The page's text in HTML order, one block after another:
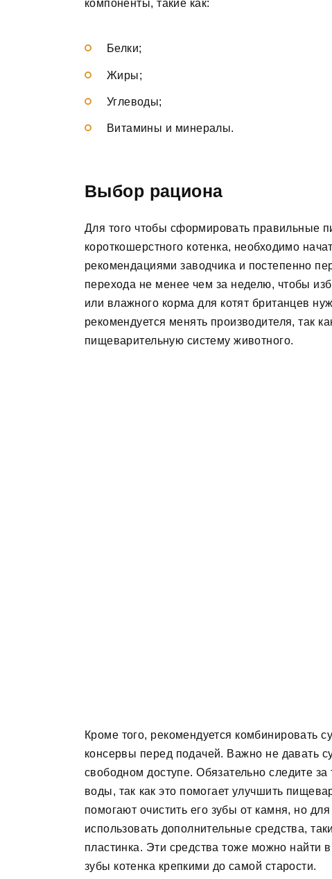
компоненты, такие как:
Белки;
Жиры;
Углеводы;
Витамины и минералы.
Выбор рациона
Для того чтобы сформировать правильные
короткошерстного котенка, необходимо
рекомендациями заводчика и постепенно
перехода не менее чем за неделю, чтобы
или влажного корма для котят британцев
рекомендуется менять производителя, так
пищеварительную систему животного.
Кроме того, рекомендуется комбинировать
консервы перед подачей. Важно не давать
свободном доступе. Обязательно следите
воды, так как это помогает улучшить
помогают очистить его зубы от камня, но
использовать дополнительные средства,
пластинка. Эти средства тоже можно найти
зубы котенка крепкими до самой старости.